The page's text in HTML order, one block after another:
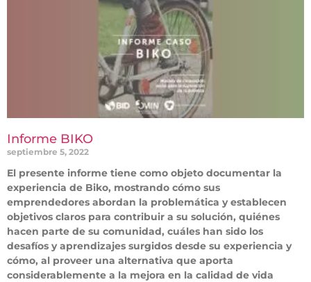
Informe BIKO
septiembre 5, 2022
El presente informe tiene como objeto documentar la
experiencia de Biko, mostrando cómo sus
emprendedores abordan la problemática y establecen
objetivos claros para contribuir a su solución, quiénes
hacen parte de su comunidad, cuáles han sido los
desafíos y aprendizajes surgidos desde su experiencia y
cómo, al proveer una alternativa que aporta
considerablemente a la mejora en la calidad de vida